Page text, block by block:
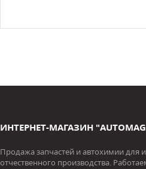
ИНТЕРНЕТ-МАГАЗИН
Продажа запчастей и автохимии
отчественного производства.